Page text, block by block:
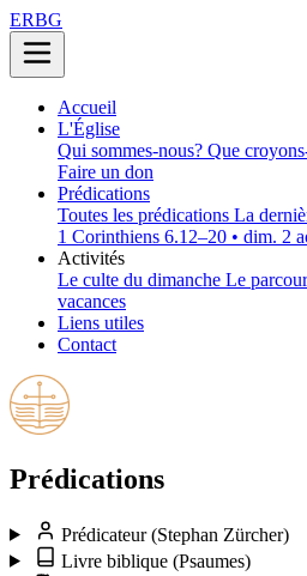
ERBG
Accueil
L'Église
Qui sommes-nous? Que
Faire un don
Prédications
Toutes les prédications La
1 Corinthiens 6.12–20 • dim. 2
Activités
Le culte du dimanche Le
vacances
Liens utiles
Contact
Prédications
Prédicateur(Stephan Zürcher)
Livre biblique (Psaumes)